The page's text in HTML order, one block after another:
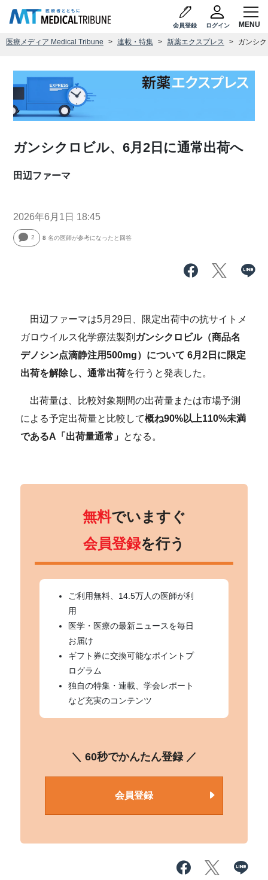
会員登録 ログイン
医療メディア Medical Tribune 連載・特集 新薬エクスプレス ガンシ
ガンシクロビル、6月2日に通常出荷へ
田辺ファーマ
2026年6月1日 18:45
2 8 名の医師が参考になったと回答
田辺ファーマは5月29日、限定出荷中の抗サイトメ
ガロウイルス化学療法製剤 ガンシクロビル（商品名
デノシン点滴静注用500mg）について 6月2日に限定
出荷を解除し、通常出荷を行うと発表した。
出荷量は、比較対象期間の出荷量または市場予測
による予定出荷量と比較して概ね90%以上110%未満
であるA「出荷量通常」 となる。
無料でいますぐ
会員登録を行う
ご利用無料、14.5万人の医師が利
用
医学・医療の最新ニュースを毎日
お届け
ギフト券に交換可能なポイントプ
ログラム
独自の特集・連載、学会レポート
など充実のコンテンツ
＼ 60秒でかんたん登録 ／
会員登録